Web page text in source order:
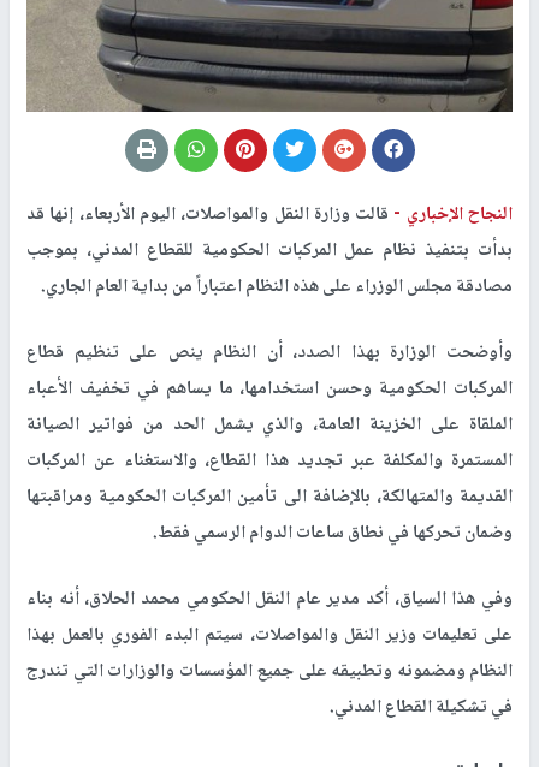
النجاح الإخباري - قالت وزارة النقل والمواصلات، اليوم الأربعاء، إنها قد
بدأت بتنفيذ نظام عمل المركبات الحكومية للقطاع المدني، بموجب
مصادقة مجلس الوزراء على هذه النظام اعتباراً من بداية العام الجاري.
وأوضحت الوزارة بهذا الصدد، أن النظام ينص على تنظيم قطاع
المركبات الحكومية وحسن استخدامها، ما يساهم في تخفيف الأعباء
الملقاة على الخزينة العامة، والذي يشمل الحد من فواتير الصيانة
المستمرة والمكلفة عبر تجديد هذا القطاع، والاستغناء عن المركبات
القديمة والمتهالكة، بالإضافة الى تأمين المركبات الحكومية ومراقبتها
وضمان تحركها في نطاق ساعات الدوام الرسمي فقط.
وفي هذا السياق، أكد مدير عام النقل الحكومي محمد الحلاق، أنه بناء
على تعليمات وزير النقل والمواصلات، سيتم البدء الفوري بالعمل بهذا
النظام ومضمونه وتطبيقه على جميع المؤسسات والوزارات التي تندرج
في تشكيلة القطاع المدني.